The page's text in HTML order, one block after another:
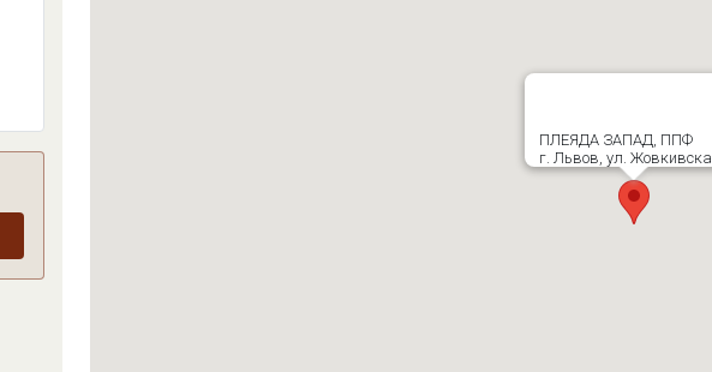
ПЛЕЯДА ЗАПАД, ППФ
г. Львов, ул.